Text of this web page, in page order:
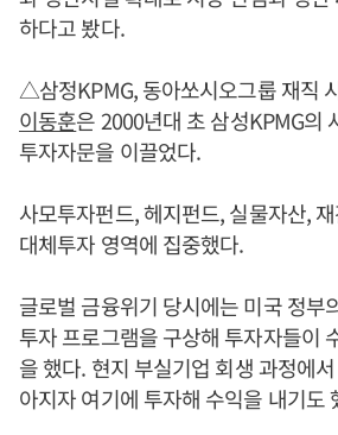
하다고 봤다.
△삼정KPMG, 동아쏘시오그룹 재직
이동훈은 2000년대 초 삼성KPMG의
투자자문을 이끌었다.
사모투자펀드, 헤지펀드, 실물자산,
대체투자 영역에 집중했다.
글로벌 금융위기 당시에는 미국 정부
투자 프로그램을 구상해 투자자들이
을 했다. 현지 부실기업 회생 과정에
아지자 여기에 투자해 수익을 내기도